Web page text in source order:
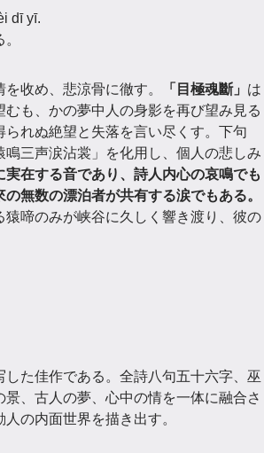
dī yī.
收め、悲涼骨に徹す。 「目極魂斷」 は
も、かの夢中人の身影を再び望み見る
られぬ絶望と失落を言い尽くす。下句
鳴三声涙沾裳」を化用し、個人の悲しみ
実在する音であり、詩人内心の哀鳴でも
無数の漂泊者が共有する涙でもある。
啼のみが峡谷に久しく響き渡り、彼の
た佳作である。全詩八句五十六字、巫
、古人の夢、心中の情を一体に融合さ
の内面世界を描き出す。